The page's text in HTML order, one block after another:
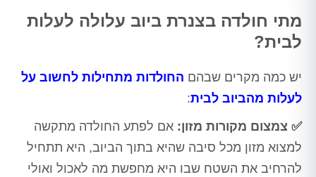
מתי חולדה בצנרת ביוב עלולה לעלות
לבית?
יש כמה מקרים שבהם החולדות מתחילות לחשוב על
לעלות מהביוב לבית:
✅ צמצום מקורות מזון: אם לפתע החולדה מתקשה
למצוא מזון מכל סיבה שהיא בתוך הביוב, היא תתחיל
להרחיב את השטח שבו היא מחפשת מה לאכול ואולי